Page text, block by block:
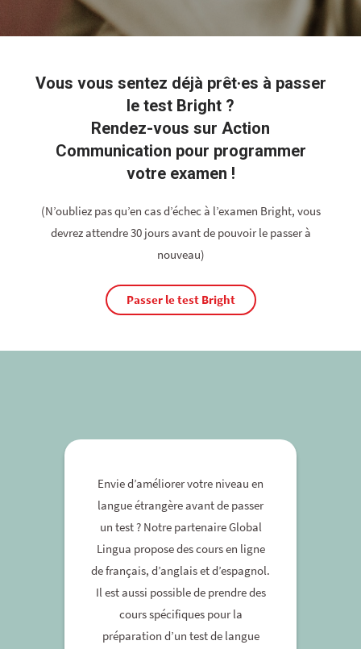
Vous vous sentez déjà prêt·es à passer
le test Bright ?
Rendez-vous sur Action
Communication pour programmer
votre examen !
(N’oubliez pas qu’en cas d’échec à l’examen Bright, vous
devrez attendre 30 jours avant de pouvoir le passer à
nouveau)
Passer le test Bright
Envie d’améliorer votre niveau en
langue étrangère avant de passer
un test ? Notre partenaire Global
Lingua propose des cours en ligne
de français, d’anglais et d’espagnol.
Il est aussi possible de prendre des
cours spécifiques pour la
préparation d’un test de langue